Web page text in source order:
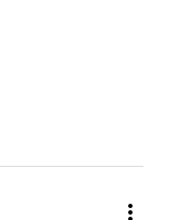
more_vert